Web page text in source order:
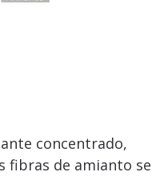
concentrado,
fibras de amianto se